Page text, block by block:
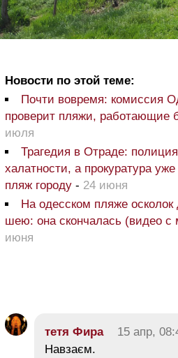
Новости по этой теме:
Почти вовремя: комиссия
проверит пляжи, работающие
июля
Трагедия в Отраде:
халатности, а прокуратура
пляж городу - 24 июня
На одесском пляже
шею: она скончалась (видео с
июня
тетя Фира 15 апр,
Навзаєм.